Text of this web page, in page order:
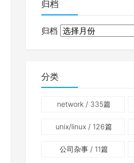
归档
归档
分类
network/ 335篇
unix/linux/ 126篇
公司杂事/ 11篇